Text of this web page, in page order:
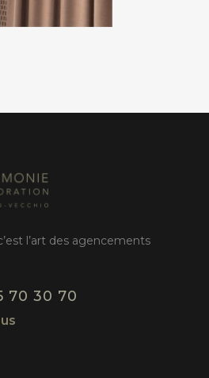
l’art des agencements
70 30 70